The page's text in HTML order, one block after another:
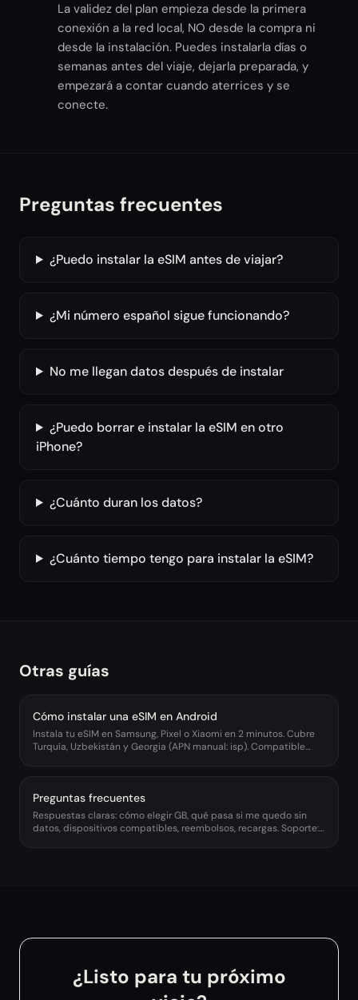
La validez del plan empieza desde la primera
conexión a la red local, NO desde la compra ni
desde la instalación. Puedes instalarla días o
semanas antes del viaje, dejarla preparada, y
empezará a contar cuando aterrices y se
conecte.
Preguntas frecuentes
¿Puedo instalar la eSIM antes de viajar?
¿Mi número español sigue funcionando?
No me llegan datos después de instalar
¿Puedo borrar e instalar la eSIM en otro
iPhone?
¿Cuánto duran los datos?
¿Cuánto tiempo tengo para instalar la eSIM?
Otras guías
Cómo instalar una eSIM en Android
Instala tu eSIM en Samsung, Pixel o Xiaomi en 2 minutos. Cubre
Turquía, Uzbekistán y Georgia (APN manual: isp). Compatible
Preguntas frecuentes
Respuestas claras: cómo elegir GB, qué pasa si me quedo sin
datos, dispositivos compatibles, reembolsos, recargas. Soporte:
¿Listo para tu próximo